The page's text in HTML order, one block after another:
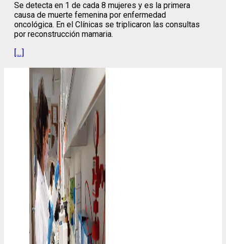
Se detecta en 1 de cada 8 mujeres y es la primera
causa de muerte femenina por enfermedad
oncológica. En el Clínicas se triplicaron las consultas
por reconstrucción mamaria.
[…]